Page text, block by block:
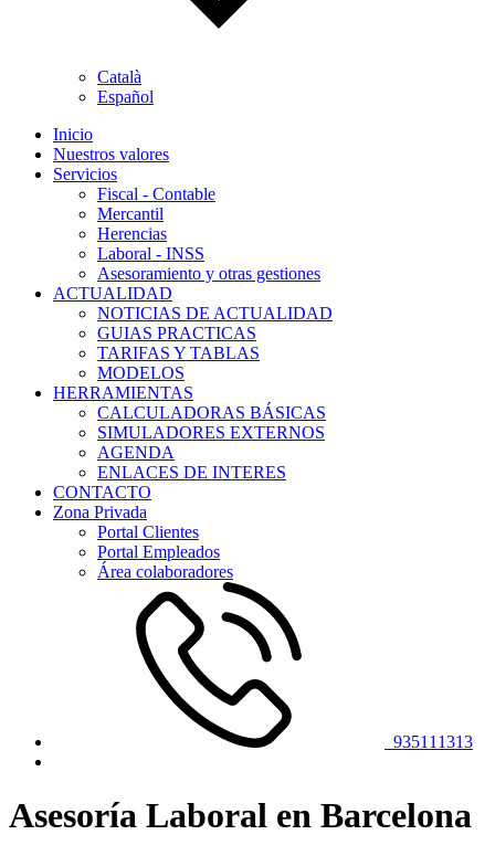
Català
Español
Inicio
Nuestros valores
Servicios
Fiscal - Contable
Mercantil
Herencias
Laboral - INSS
Asesoramiento y otras gestiones
ACTUALIDAD
NOTICIAS DE ACTUALIDAD
GUIAS PRACTICAS
TARIFAS Y TABLAS
MODELOS
HERRAMIENTAS
CALCULADORAS BÁSICAS
SIMULADORES EXTERNOS
AGENDA
ENLACES DE INTERES
CONTACTO
Zona Privada
Portal Clientes
Portal Empleados
Área colaboradores
935111313
Asesoría Laboral en Barcelona